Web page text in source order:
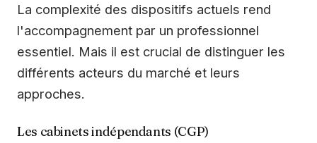
La complexité des dispositifs actuels rend
l'accompagnement par un professionnel
essentiel. Mais il est crucial de distinguer les
différents acteurs du marché et leurs
approches.
Les cabinets indépendants (CGP)